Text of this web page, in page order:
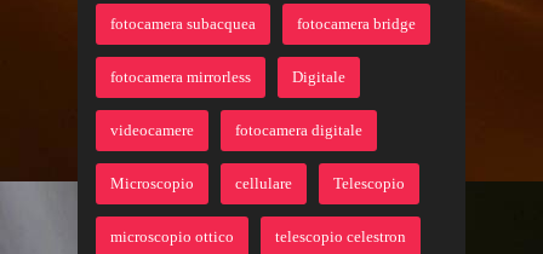
fotocamera subacquea fotocamera bridge
fotocamera mirrorless Digitale
videocamere fotocamera digitale
Microscopio cellulare Telescopio
microscopio ottico telescopio celestron